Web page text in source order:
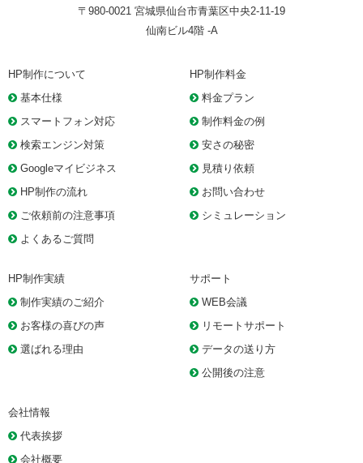
〒980-0021 宮城県仙台市青葉区中央2-11-19
仙南ビル4階 -A
HP制作について
基本仕様
スマートフォン対応
検索エンジン対策
Googleマイビジネス
HP制作の流れ
ご依頼前の注意事項
よくあるご質問
HP制作料金
料金プラン
制作料金の例
安さの秘密
見積り依頼
お問い合わせ
シミュレーション
HP制作実績
制作実績のご紹介
お客様の喜びの声
選ばれる理由
サポート
WEB会議
リモートサポート
データの送り方
公開後の注意
会社情報
代表挨拶
会社概要